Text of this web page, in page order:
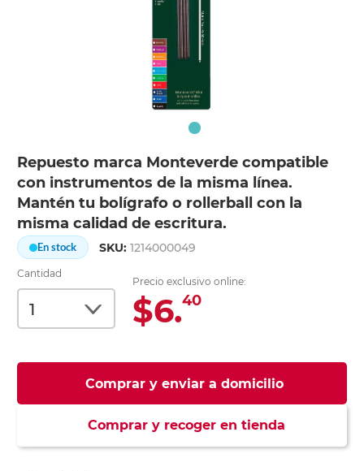
Repuesto marca Monteverde compatible
con instrumentos de la misma línea.
Mantén tu bolígrafo o rollerball con la
misma calidad de escritura.
En stock SKU:1214000049
Cantidad
Precio exclusivo online:
$6.40
Comprar y enviar a domicilio
Comprar y recoger en tienda